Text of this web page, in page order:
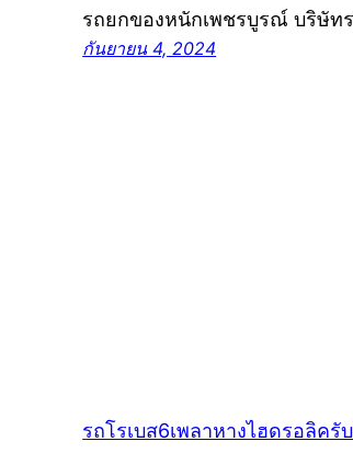
รถยกของหนักเพชรบูรณ์ บริษัท
กันยายน 4, 2024
รถโรเบส6เพลาหางไฮดรอลิครั